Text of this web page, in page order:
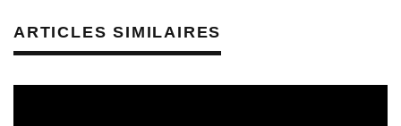
ARTICLES SIMILAIRES